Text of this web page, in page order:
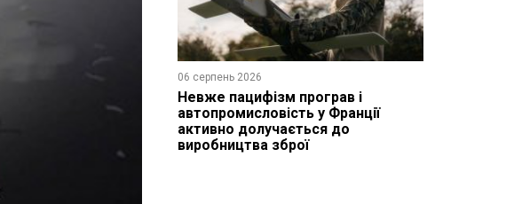
06 серпень 2026
Невже пацифізм програв і
автопромисловість у Франції
активно долучається до
виробництва зброї